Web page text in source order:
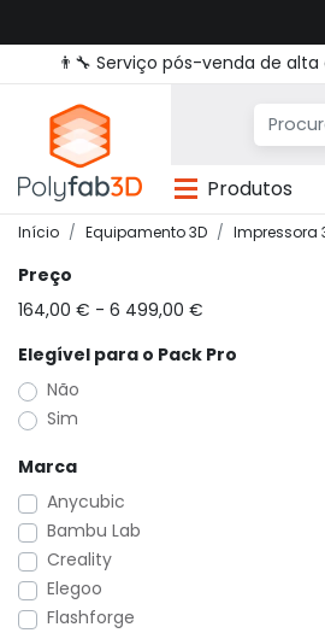
👨‍🔧 Serviço pós-venda de
Produtos
Início Equipamento 3D Impressora
Preço
164,00 € - 6 499,00 €
Elegível para o Pack Pro
Não
Sim
Marca
Anycubic
Bambu Lab
Creality
Elegoo
Flashforge